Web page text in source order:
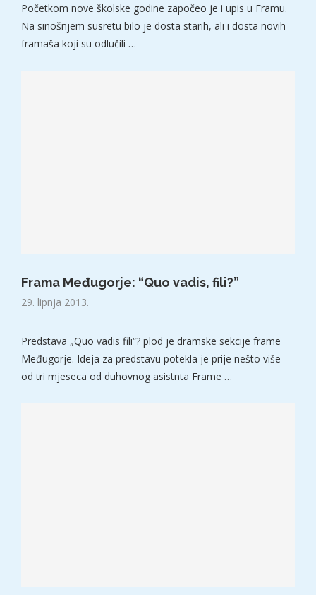
Početkom nove školske godine započeo je i upis u Framu.
Na sinošnjem susretu bilo je dosta starih, ali i dosta novih
framaša koji su odlučili …
Frama Međugorje: “Quo vadis, fili?”
29. lipnja 2013.
Predstava „Quo vadis fili“? plod je dramske sekcije frame
Međugorje. Ideja za predstavu potekla je prije nešto više
od tri mjeseca od duhovnog asistnta Frame …